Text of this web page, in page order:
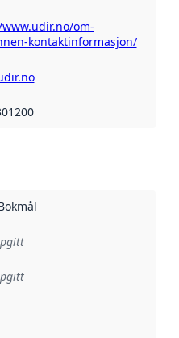
om-
kontaktinformasjon/